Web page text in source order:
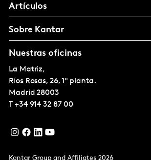
Artículos
Sobre Kantar
Nuestras oficinas
La Matriz,
Ríos Rosas, 26, 1ª planta.
Madrid 28003
T +34 914 32 87 00
Kantar Group and Affiliates 2026